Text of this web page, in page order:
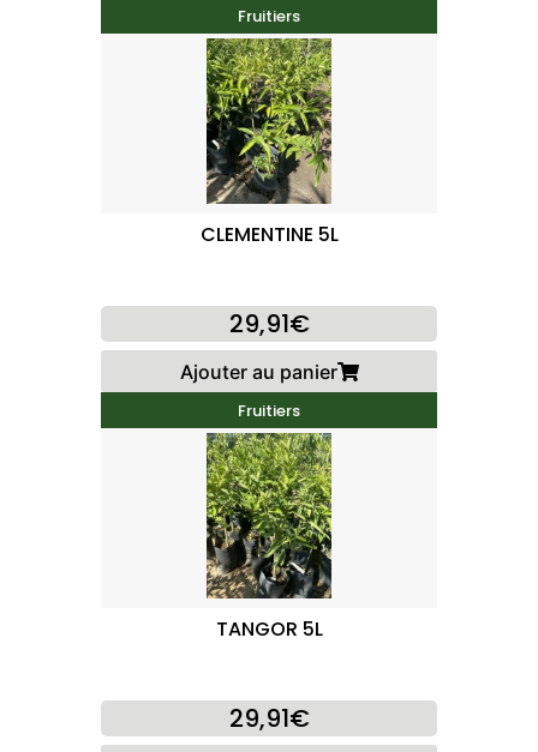
Fruitiers
CLEMENTINE 5L
29,91€
Ajouter au panier
Fruitiers
TANGOR 5L
29,91€